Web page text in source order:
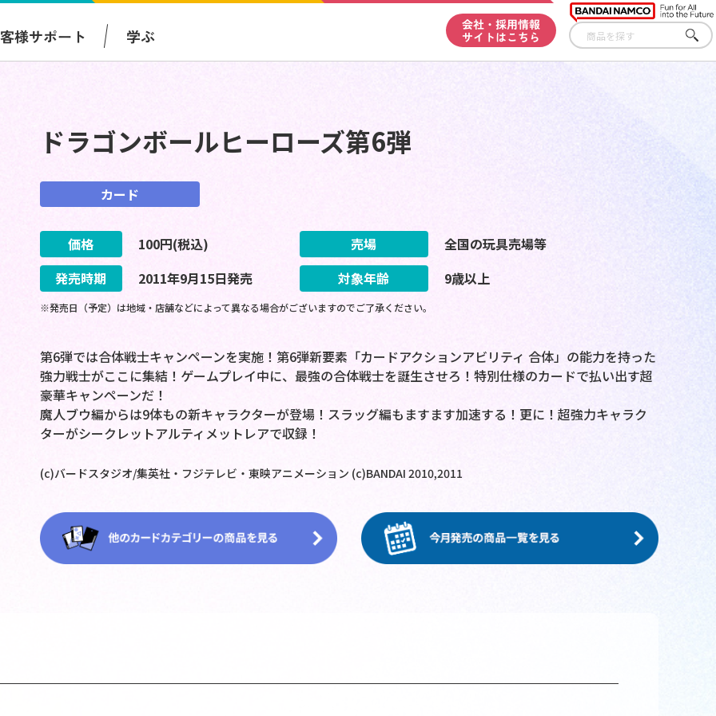
様サポート 学ぶ
会社・採用情報
サイトはこちら
さが
す
ドラゴンボールヒーローズ第6弾
カード
価格 100円(税込) 売場
全国の玩具売場等
発売時期
2011年9月15日発売 対象年齢 9歳以上
※発売日（予定）は地域・店舗などによって異なる場合がございますのでご了承ください。
第6弾では合体戦士キャンペーンを実施！第6弾新要素「カードアクションアビリティ 合体」の能力を持った
強力戦士がここに集結！ゲームプレイ中に、最強の合体戦士を誕生させろ！特別仕様のカードで払い出す超
豪華キャンペーンだ！
魔人ブウ編からは9体もの新キャラクターが登場！スラッグ編もますます加速する！更に！超強力キャラク
ターがシークレットアルティメットレアで収録！
(c)バードスタジオ/集英社・フジテレビ・東映アニメーション (c)BANDAI 2010,2011